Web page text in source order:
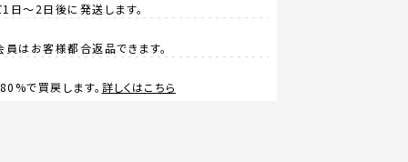
日～2日後に発送します。
員はお客様都合返品できます。
で買戻します。 詳しくはこちら